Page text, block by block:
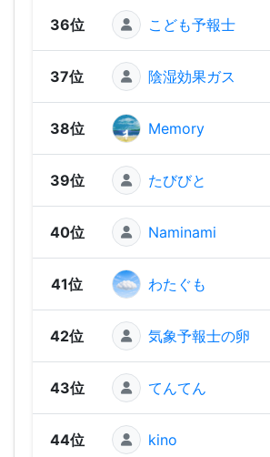
36位 こども予報士
37位 陰湿効果ガス
38位 Memory
39位 たびびと
40位 Naminami
41位 わたぐも
42位 気象予報士の卵
43位 てんてん
44位 kino